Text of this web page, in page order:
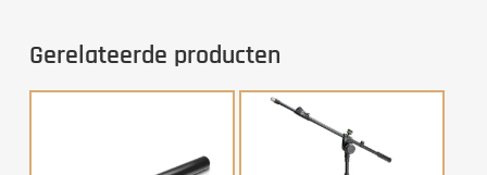
Gerelateerde producten